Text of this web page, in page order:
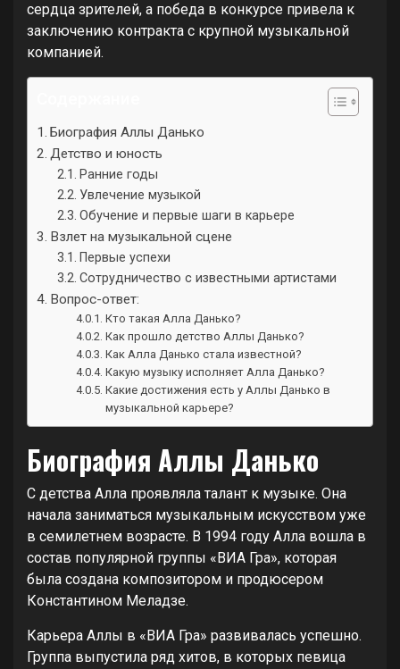
сердца зрителей, а победа в конкурсе привела к
заключению контракта с крупной музыкальной
компанией.
Биография Аллы Данько
Детство и юность
Ранние годы
Увлечение музыкой
Обучение и первые шаги в карьере
Взлет на музыкальной сцене
Первые успехи
Сотрудничество с известными артистами
Вопрос-ответ:
Кто такая Алла Данько?
Как прошло детство Аллы Данько?
Как Алла Данько стала известной?
Какую музыку исполняет Алла Данько?
Какие достижения есть у Аллы Данько в
музыкальной карьере?
Биография Аллы Данько
С детства Алла проявляла талант к музыке. Она
начала заниматься музыкальным искусством уже
в семилетнем возрасте. В 1994 году Алла вошла в
состав популярной группы «ВИА Гра», которая
была создана композитором и продюсером
Константином Меладзе.
Карьера Аллы в «ВИА Гра» развивалась успешно.
Группа выпустила ряд хитов, в которых певица